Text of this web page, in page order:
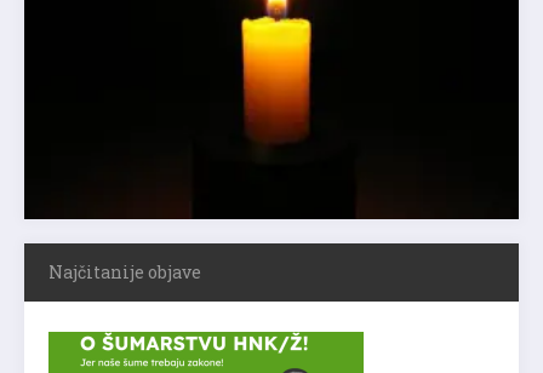
Najčitanije objave